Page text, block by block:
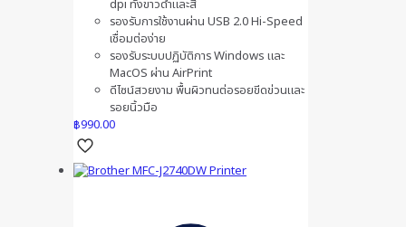
dpi ทั้งขาวดำและสี
รองรับการใช้งานผ่าน USB 2.0 Hi-Speed
เชื่อมต่อง่าย
รองรับระบบปฏิบัติการ Windows และ
MacOS ผ่าน AirPrint
ดีไซน์สวยงาม พื้นผิวทนต่อรอยขีดข่วนและ
รอยนิ้วมือ
฿990.00